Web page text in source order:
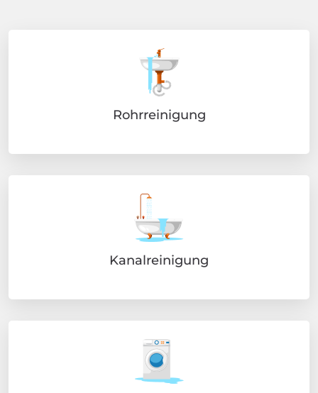
Rohrreinigung
Kanalreinigung